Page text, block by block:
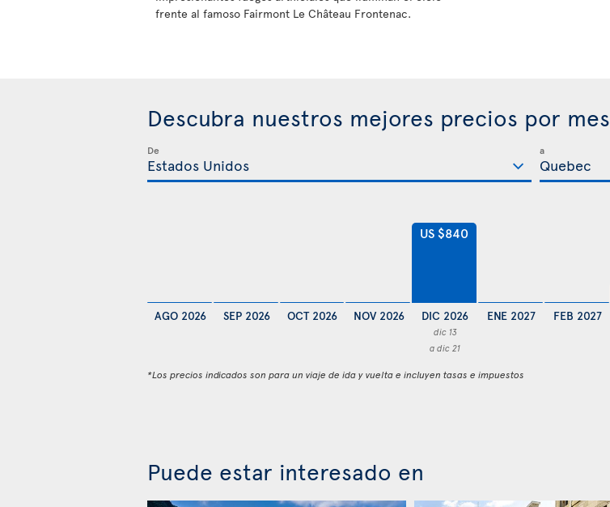
frente al famoso Fairmont Le Château Frontenac.
Descubra nuestros mejores precios por mes
De a
AGO 2026 SEP 2026 OCT 2026 NOV 2026
US $840
DIC 2026
dic 13
a dic 21
ENE 2027 FEB 2027
*Los precios indicados son para un viaje de ida y vuelta e incluyen tasas e impuestos
Puede estar interesado en